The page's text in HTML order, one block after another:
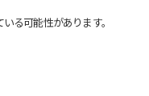
る可能性があります。